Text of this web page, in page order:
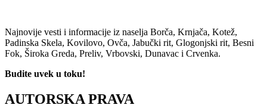
Najnovije vesti i informacije iz naselja Borča, Krnjača, Kotež,
Padinska Skela, Kovilovo, Ovča, Jabučki rit, Glogonjski rit, Besni
Fok, Široka Greda, Preliv, Vrbovski, Dunavac i Crvenka.
Budite uvek u toku!
AUTORSKA PRAVA